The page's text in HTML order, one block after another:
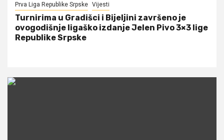
Prva Liga Republike Srpske Vijesti
Turnirima u Gradišci i Bijeljini završeno je
ovogodišnje ligaško izdanje Jelen Pivo 3×3 lige
Republike Srpske